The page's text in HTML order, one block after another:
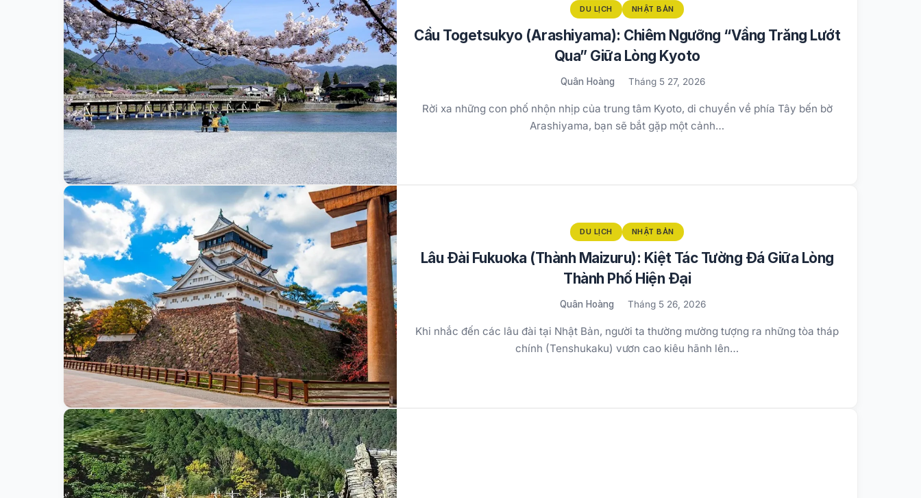
DU LỊCH NHẬT BẢN
Cầu Togetsukyo (Arashiyama): Chiêm Ngưỡng “Vầng Trăng Lướt
Qua” Giữa Lòng Kyoto
Quân Hoàng Tháng 5 27, 2026
Rời xa những con phố nhộn nhịp của trung tâm Kyoto, di chuyển về phía Tây bến bờ
Arashiyama, bạn sẽ bắt gặp một cảnh…
DU LỊCH NHẬT BẢN
Lâu Đài Fukuoka (Thành Maizuru): Kiệt Tác Tường Đá Giữa Lòng
Thành Phố Hiện Đại
Quân Hoàng Tháng 5 26, 2026
Khi nhắc đến các lâu đài tại Nhật Bản, người ta thường mường tượng ra những tòa tháp
chính (Tenshukaku) vươn cao kiêu hãnh lên…